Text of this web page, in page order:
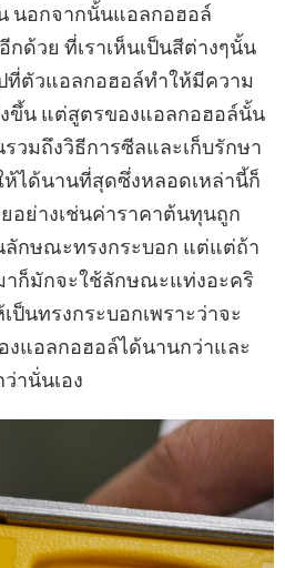
นอกจากนั้นแอลกอฮอล์
ด้วย ที่เราเห็นเป็นสีต่างๆนั้น
ที่ตัวแอลกอฮอล์ทำให้มีความ
ขึ้น แต่สูตรของแอลกอฮอล์นั้น
วมถึงวิธีการซีลและเก็บรักษา
ได้นานที่สุดซึ่งหลอดเหล่านี้ก็
อย่างเช่นค่าราคาต้นทุนถูก
กษณะทรงกระบอก แต่แต่ถ้า
ก็มักจะใช้ลักษณะแท่งอะคริ
ป็นทรงกระบอกเพราะว่าจะ
งแอลกอฮอล์ได้นานกว่าและ
านั่นเอง